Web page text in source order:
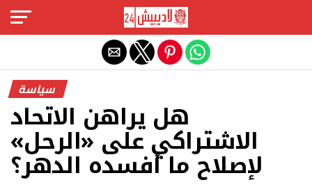
سياسة
هل يراهن الاتحاد
الاشتراكي على «الرحل»
Exit mobile version